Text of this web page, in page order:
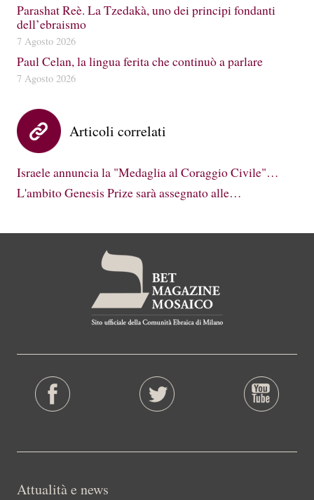
Parashat Reè. La Tzedakà, uno dei principi fondanti
dell’ebraismo
7 Agosto 2026
Paul Celan, la lingua ferita che continuò a parlare
7 Agosto 2026
Articoli correlati
Israele annuncia la "Medaglia al Coraggio Civile"…
L'ambito Genesis Prize sarà assegnato alle…
Attualità e news